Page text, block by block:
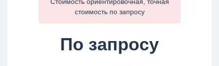
стоимость по запросу
По запросу